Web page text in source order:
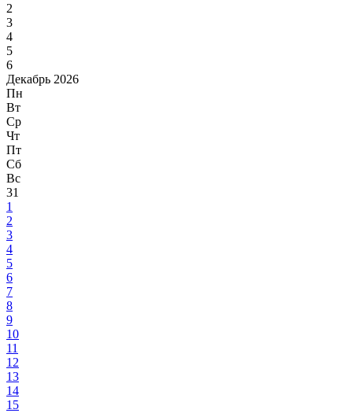
2
3
4
5
6
Декабрь 2026
Пн
Вт
Ср
Чт
Пт
Сб
Вс
31
1
2
3
4
5
6
7
8
9
10
11
12
13
14
15